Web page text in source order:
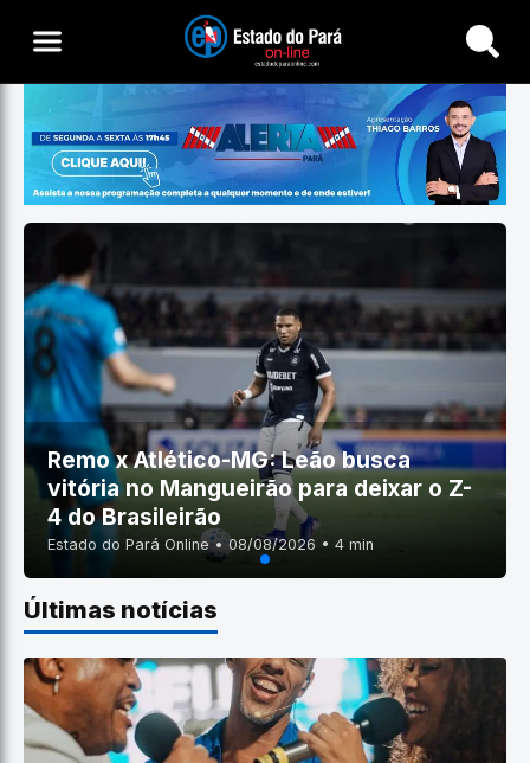
Buscar
Remo x Atlético-MG: Leão busca
vitória no Mangueirão para deixar o Z-
4 do Brasileirão
Estado do Pará Online • 08/08/2026 • 4 min
Últimas notícias